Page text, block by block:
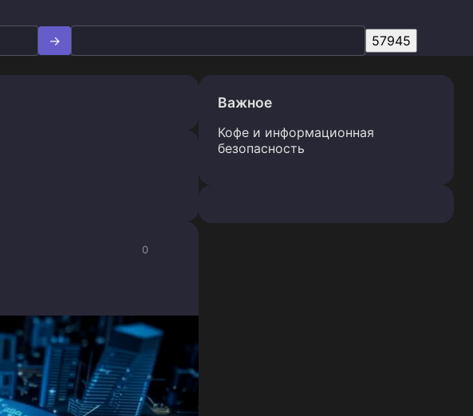
0
Важное
Кофе и информационная
безопасность